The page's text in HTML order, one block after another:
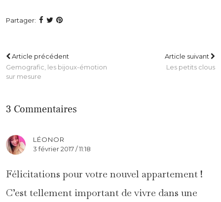
Partager:
Article précédent
Gemografic, les bijoux-émotion
sur mesure
Article suivant
Les petits clous
3 Commentaires
LÉONOR
3 février 2017 / 11:18
Félicitations pour votre nouvel appartement !
C’est tellement important de vivre dans une